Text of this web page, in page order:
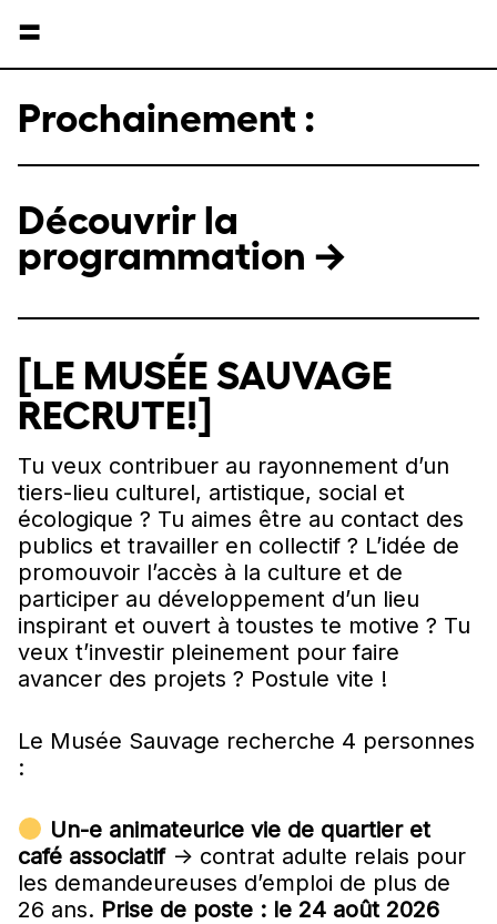
=
Prochainement :
Découvrir la
programmation →
[LE MUSÉE SAUVAGE
RECRUTE!]
Tu veux contribuer au rayonnement d’un
tiers-lieu culturel, artistique, social et
écologique ? Tu aimes être au contact des
publics et travailler en collectif ? L’idée de
promouvoir l’accès à la culture et de
participer au développement d’un lieu
inspirant et ouvert à toustes te motive ? Tu
veux t’investir pleinement pour faire
avancer des projets ? Postule vite !
Le Musée Sauvage recherche 4 personnes
:
Un-e animateurice vie de quartier et
café associatif-> contrat adulte relais pour
les demandeureuses d’emploi de plus de
26 ans. Prise de poste : le 24 août 2026